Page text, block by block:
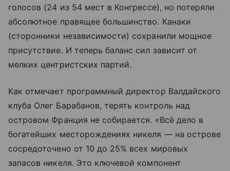
голосов (24 из 54 мест в Конгрессе), но потеряли
абсолютное правящее большинство. Канаки
(сторонники независимости) сохранили мощное
присутствие. И теперь баланс сил зависит от
мелких центристских партий.
Как отмечает программный директор Валдайского
клуба Олег Барабанов, терять контроль над
островом Франция не собирается. «Всё дело в
богатейших месторождениях никеля — на острове
сосредоточено от 10 до 25% всех мировых
запасов никеля. Это ключевой компонент